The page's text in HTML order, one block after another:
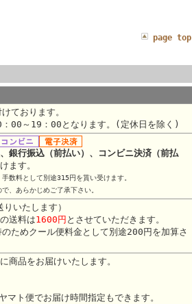
page top
ております。
00～19：00となります。(定休日を除く)
銀行振込（前払い）、コンビニ決済（前払
ます。
数料として別途315円を貰い受けます。
、あらかじめご了承下さい。
りいたします）
送料は1600円 とさせていただきます。
ためクール便料金として別途200円を加算さ
商品をお届けいたします。
マト便でお届け時間指定もできます。